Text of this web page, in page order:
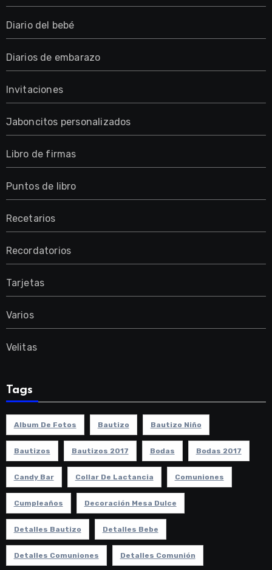
Diario del bebé
Diarios de embarazo
Invitaciones
Jaboncitos personalizados
Libro de firmas
Puntos de libro
Recetarios
Recordatorios
Tarjetas
Varios
Velitas
Tags
Album De Fotos Bautizo Bautizo Niño
Bautizos Bautizos 2017 Bodas Bodas 2017
Candy Bar Collar De Lactancia Comuniones
Cumpleaños Decoración Mesa Dulce
Detalles Bautizo Detalles Bebe
Detalles Comuniones Detalles Comunión